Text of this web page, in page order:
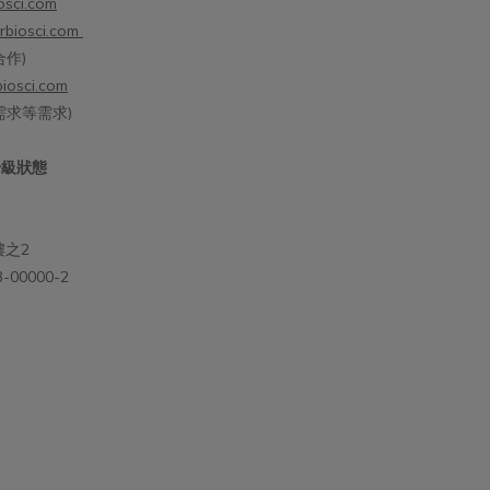
作)
求等需求)
狀態
之2
00000-2